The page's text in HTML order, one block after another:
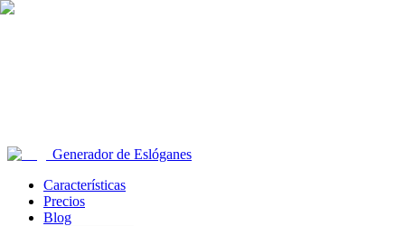
Generador de Eslóganes
Características
Precios
Blog